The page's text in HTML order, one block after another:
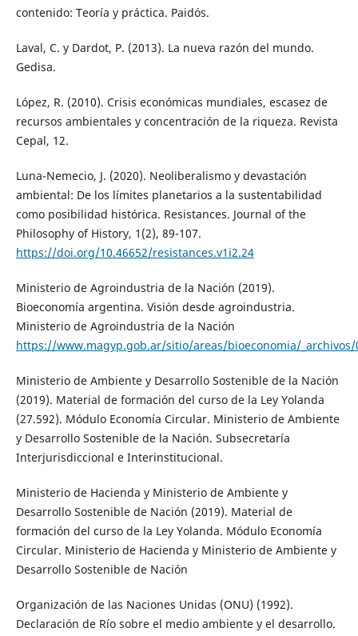
contenido: Teoría y práctica. Paidós.
Laval, C. y Dardot, P. (2013). La nueva razón del mundo.
Gedisa.
López, R. (2010). Crisis económicas mundiales, escasez de
recursos ambientales y concentración de la riqueza. Revista
Cepal, 12.
Luna-Nemecio, J. (2020). Neoliberalismo y devastación
ambiental: De los límites planetarios a la sustentabilidad
como posibilidad histórica. Resistances. Journal of the
Philosophy of History, 1(2), 89-107.
https://doi.org/10.46652/resistances.v1i2.24
Ministerio de Agroindustria de la Nación (2019).
Bioeconomía argentina. Visión desde agroindustria.
Ministerio de Agroindustria de la Nación
https://www.magyp.gob.ar/sitio/areas/bioeconomia/_archivos/
Ministerio de Ambiente y Desarrollo Sostenible de la Nación
(2019). Material de formación del curso de la Ley Yolanda
(27.592). Módulo Economía Circular. Ministerio de Ambiente
y Desarrollo Sostenible de la Nación. Subsecretaría
Interjurisdiccional e Interinstitucional.
Ministerio de Hacienda y Ministerio de Ambiente y
Desarrollo Sostenible de Nación (2019). Material de
formación del curso de la Ley Yolanda. Módulo Economía
Circular. Ministerio de Hacienda y Ministerio de Ambiente y
Desarrollo Sostenible de Nación
Organización de las Naciones Unidas (ONU) (1992).
Declaración de Río sobre el medio ambiente y el desarrollo.